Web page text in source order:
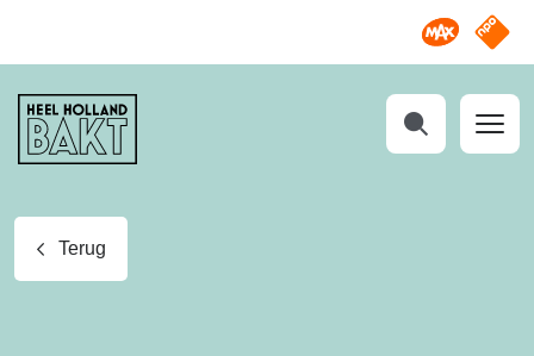
Omroep
NPO
Heel
Holland
Bakt
Terug